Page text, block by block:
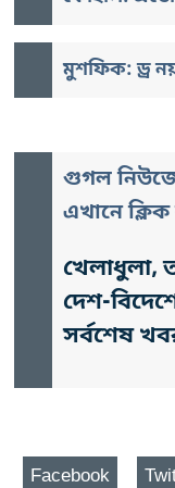
মুশফিক: ড্র
গুগল
এখানে
খেলাধুলা,
দেশ-
সর্বশেষ
Facebook